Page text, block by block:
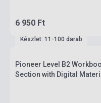
6 950 Ft
Készlet: 11-100 darab
Pioneer Level B2
Section with Digital